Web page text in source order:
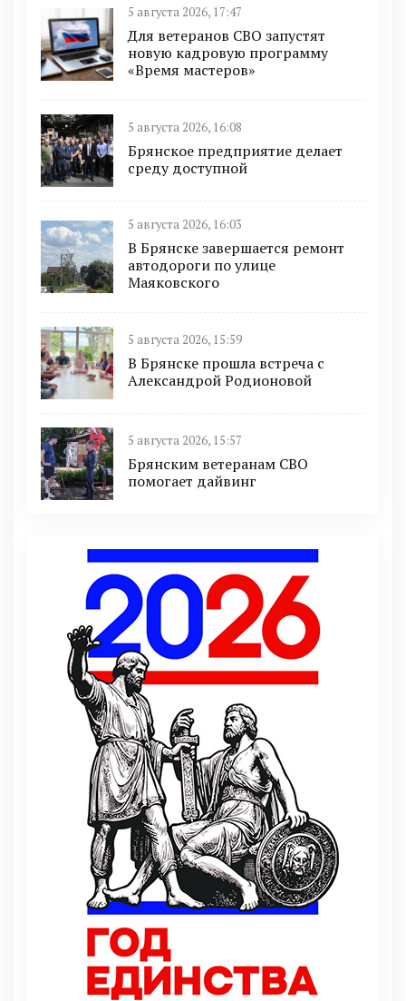
5 августа 2026, 17:47
Для ветеранов СВО запустят
новую кадровую программу
«Время мастеров»
5 августа 2026, 16:08
Брянское предприятие делает
среду доступной
5 августа 2026, 16:03
В Брянске завершается ремонт
автодороги по улице
Маяковского
5 августа 2026, 15:59
В Брянске прошла встреча с
Александрой Родионовой
5 августа 2026, 15:57
Брянским ветеранам СВО
помогает дайвинг